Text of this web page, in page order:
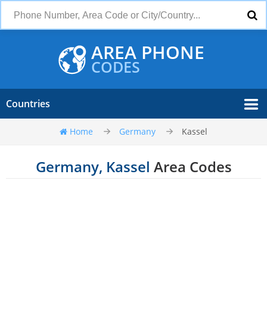
AREA PHONE
CODES
Countries
Home Germany Kassel
Germany, Kassel Area Codes